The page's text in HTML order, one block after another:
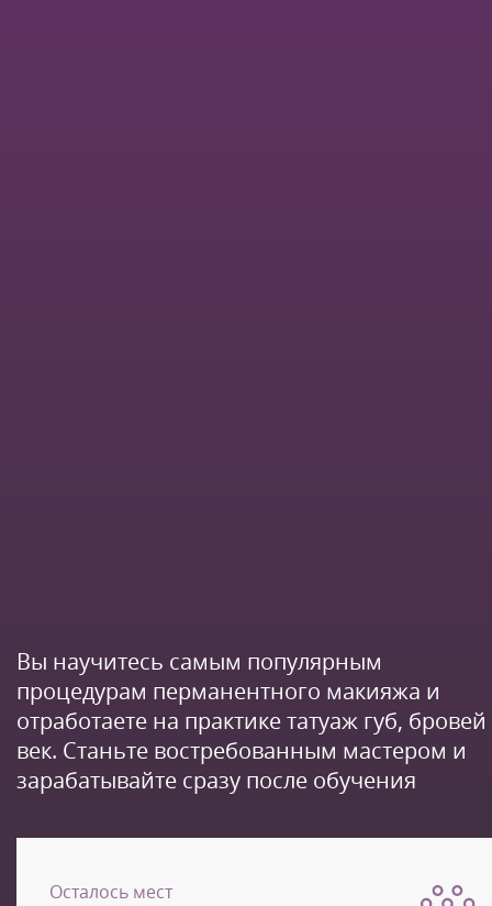
Вы научитесь самым популярным
процедурам перманентного макияжа и
отработаете на практике татуаж губ,
век. Станьте востребованным мастером и
зарабатывайте сразу после обучения
Осталось мест